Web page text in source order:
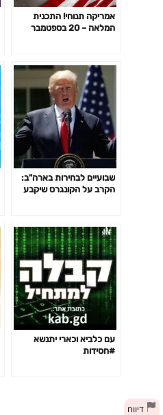
אמריקה תנוחי! התכנית
המלאה – 20 בספטמבר
שבועיים לבחירות בארה"ב:
הקרב על הקונגרס שיקבע
עם כלביא וכארי יתנשא
#חסידות
דיווח